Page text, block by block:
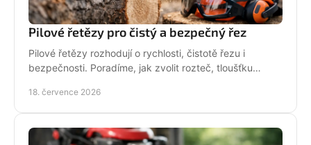
Pilové řetězy pro čistý a bezpečný řez
Pilové řetězy rozhodují o rychlosti, čistotě řezu i
bezpečnosti. Poradíme, jak zvolit rozteč, tloušťku
18. července 2026